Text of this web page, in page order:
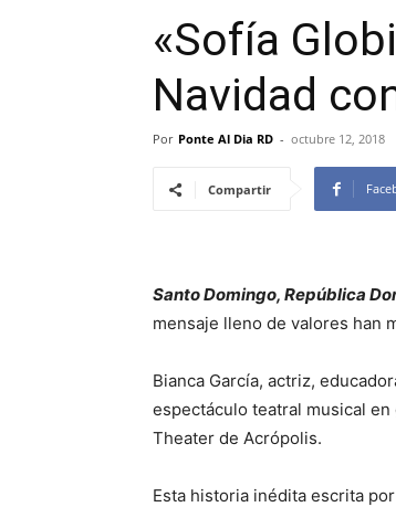
«Sofía
Navidad
Por Ponte Al Dia RD - octubre 12, 2018
Compartir
Santo Domingo, República
mensaje lleno de valores han
Bianca García, actriz,
espectáculo teatral musical
Theater de Acrópolis.
Esta historia inédita escrita